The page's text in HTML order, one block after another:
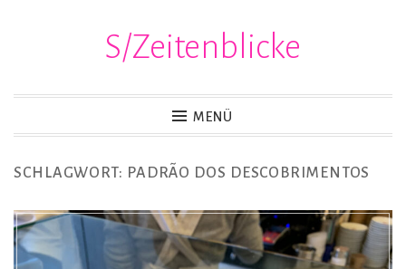
S/Zeitenblicke
MENÜ
SCHLAGWORT: PADRÃO DOS DESCOBRIMENTOS